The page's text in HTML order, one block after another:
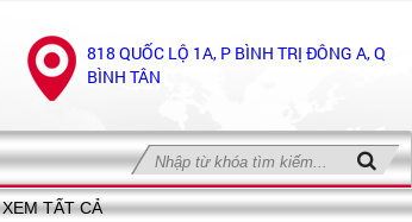
818 QUỐC LỘ 1A, P BÌNH TRỊ ĐÔNG A, Q
BÌNH TÂN
XEM TẤT CẢ